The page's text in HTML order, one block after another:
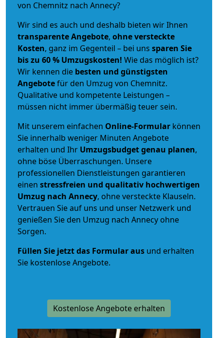
von Chemnitz nach Annecy?
Wir sind es auch und deshalb bieten wir Ihnen
transparente Angebote, ohne versteckte
Kosten, ganz im Gegenteil – bei uns sparen Sie
bis zu 60 % Umzugskosten! Wie das möglich ist?
Wir kennen die besten und günstigsten
Angebotefür den Umzug von Chemnitz.
Qualitative und kompetente Leistungen –
müssen nicht immer übermäßig teuer sein.
Mit unserem einfachen Online-Formular können
Sie innerhalb weniger Minuten Angebote
erhalten und Ihr Umzugsbudgetgenau planen,
ohne böse Überraschungen. Unsere
professionellen Dienstleistungen garantieren
einen stressfreien und qualitativ hochwertigen
Umzug nach Annecy, ohne versteckte Klauseln.
Vertrauen Sie auf uns und unser Netzwerk und
genießen Sie den Umzug nach Annecy ohne
Sorgen.
Füllen Sie jetzt das Formular aus und erhalten
Sie kostenlose Angebote.
Kostenlose Angebote erhalten